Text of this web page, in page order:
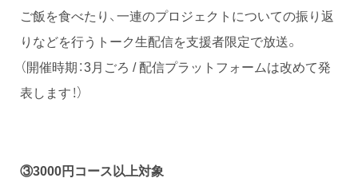
ご飯を食べたり、一連のプロジェクトについての振り返
りなどを行うトーク生配信を支援者限定で放送。
（開催時期：3月ごろ / 配信プラットフォームは改めて発
表します！）
③3000円コース以上対象